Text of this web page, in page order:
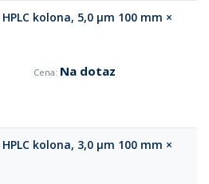
HPLC kolona, 5,0 µm 100 mm ×
Na dotaz
HPLC kolona, 3,0 µm 100 mm ×